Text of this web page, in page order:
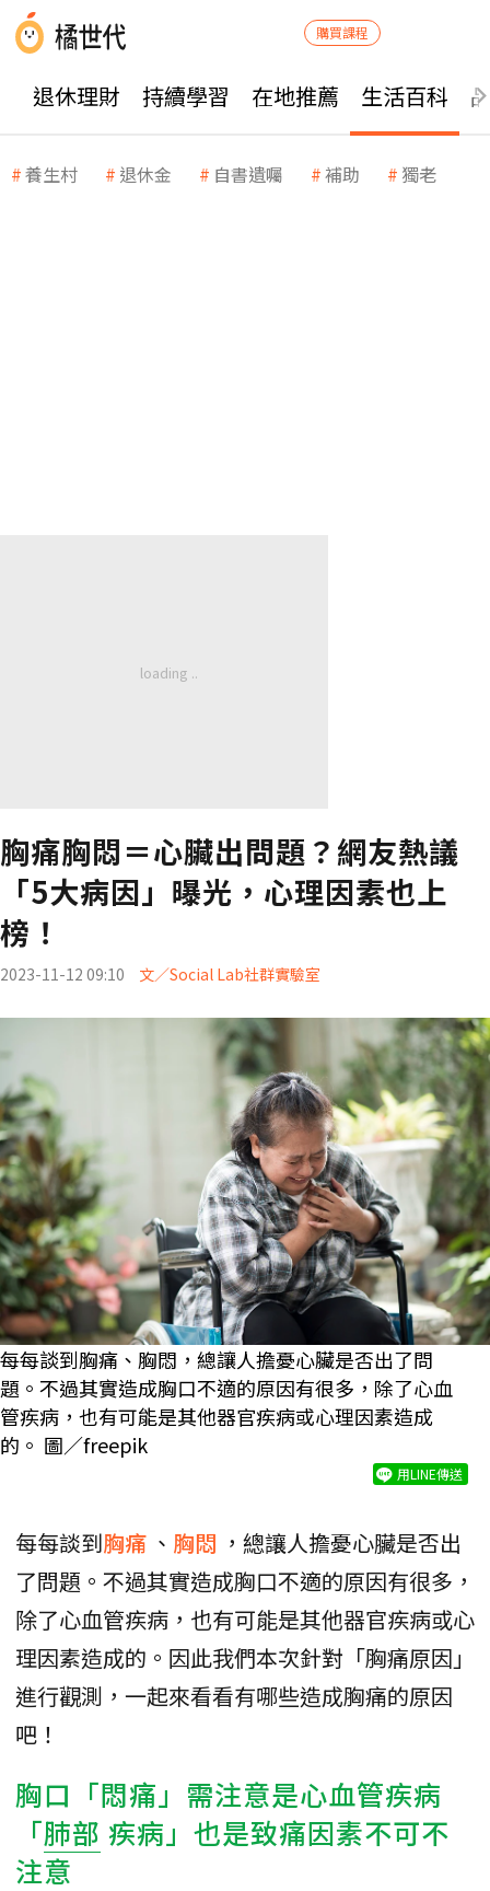
購買課程
退休理財 持續學習 在地推薦 生活百科
養生村 退休金 自書遺囑 補助 獨老
胸痛胸悶＝心臟出問題？網友熱議
「5大病因」曝光，心理因素也上
榜！
2023-11-12 09:10 文／Social Lab社群實驗室
每每談到胸痛、胸悶，總讓人擔憂心臟是否出了問
題。不過其實造成胸口不適的原因有很多，除了心血
管疾病，也有可能是其他器官疾病或心理因素造成
的。 圖／freepik
用LINE傳送
每每談到胸痛 、 胸悶 ，總讓人擔憂心臟是否出
了問題。不過其實造成胸口不適的原因有很多，
除了心血管疾病，也有可能是其他器官疾病或心
理因素造成的。因此我們本次針對「胸痛原因」
進行觀測，一起來看看有哪些造成胸痛的原因
吧！
胸口「悶痛」需注意是心血管疾病
「肺部 疾病」也是致痛因素不可不
注意